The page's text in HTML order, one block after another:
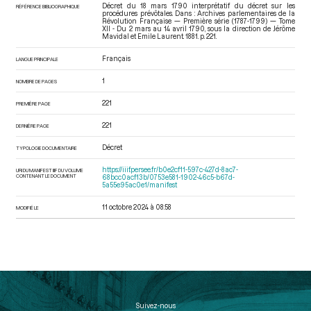
RÉFÉRENCE BIBLIOGRAPHIQUE
Décret du 18 mars 1790 interprétatif du décret sur les
procédures prévôtales. Dans : Archives parlementaires de la
Révolution Française — Première série (1787-1799) — Tome
XII - Du 2 mars au 14 avril 1790 , sous la direction de Jérôme
Mavidal et Emile Laurent. 1881. p. 221.
LANGUE PRINCIPALE Français
NOMBRE DE PAGES 1
PREMIÈRE PAGE 221
DERNIÈRE PAGE 221
TYPOLOGIE DOCUMENTAIRE Décret
URI DU MANIFEST IIIF DU VOLUME
CONTENANT LE DOCUMENT
https://iiif.persee.fr/b0e2cf11-597c-427d-8ac7-
68bcc0acf13b/0753e581-1902-46c5-b67d-
5a55e95ac0e1/manifest
MODIFIÉ LE 11 octobre 2024 à 08:58
Suivez-nous